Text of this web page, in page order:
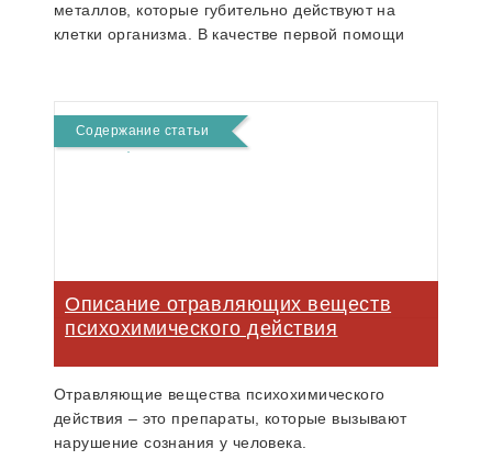
металлов, которые губительно действуют на
клетки организма. В качестве первой помощи
Содержание статьи
Описание отравляющих веществ
психохимического действия
Отравляющие вещества психохимического
действия – это препараты, которые вызывают
нарушение сознания у человека.